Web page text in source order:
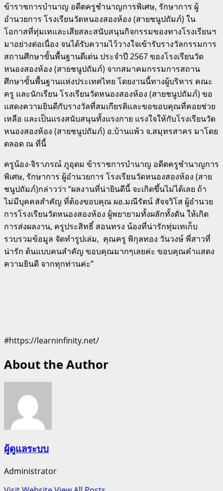
ข้าราชการบำนาญ อดีตครูชำนาญการพิเศษ, รักษาการ ผู้
อำนวยการ โรงเรียนวัดหนองสองห้อง (สายชนูปถัมภ์) ใน
โอกาสที่ทุ่มเทและเสียสละสนับสนุนกิจกรรมของทางโรงเรียนฯ
มาอย่างต่อเนื่อง จนได้รับความไว้วางใจเข้ารับรางวัลกรรมการ
สถานศึกษาขั้นพื้นฐานดีเด่น ประจำปี 2567 ของโรงเรียนวัด
หนองสองห้อง (สายชนูปถัมภ์) จากสมาคมกรรมการสถาน
ศึกษาขั้นพื้นฐานแห่งประเทศไทย โดยงานนี้ทางผู้บริหาร คณะ
ครู และนักเรียน โรงเรียนวัดหนองสองห้อง (สายชนูปถัมภ์) ขอ
แสดงความยินดีกับรางวัลที่สมเกียรติและขอขอบคุณที่คอยช่วย
เหลือ และเป็นแรงสนับสนุนทั้งแรงกาย แรงใจให้กับโรงเรียนวัด
หนองสองห้อง (สายชนูปถัมภ์) อ.บ้านแพ้ว จ.สมุทรสาคร มาโดย
ตลอด ณ ที่นี้
ครูน้อง-จิราภรณ์ ภูอุดม ข้าราชการบำนาญ อดีตครูชำนาญการ
พิเศษ, รักษาการ ผู้อำนวยการ โรงเรียนวัดหนองสองห้อง (สาย
ชนูปถัมภ์)กล่าวว่า “ผลงานที่น่ายินดีนี้ จะเกิดขึ้นไม่ได้เลย ถ้า
ไม่มีบุคคลสำคัญ ที่ต้องขอบคุณ ผอ.มณีรัตน์ สัจจวิโส ผู้อำนวย
การโรงเรียนวัดหนองสองห้อง ผู้พยายามทั้งผลักทั้งดัน ให้เกิด
การส่งผลงาน, ครูประสิทธิ์ สอนทรง น้องที่น่ารักทุ่มเทเก็บ
รวบรวมข้อมูล จัดทำรูปเล่ม, คุณครู พิกุลทอง วันวงษ์ พี่สาวที่
น่ารัก ต้นแบบคนสำคัญ ขอบคุณมากๆเลยค่ะ ขอบคุณคำแสดง
ความยินดี จากทุกท่านค่ะ”
#https://learninfinity.net/
About the Author
ผู้ดูแลระบบ
Administrator